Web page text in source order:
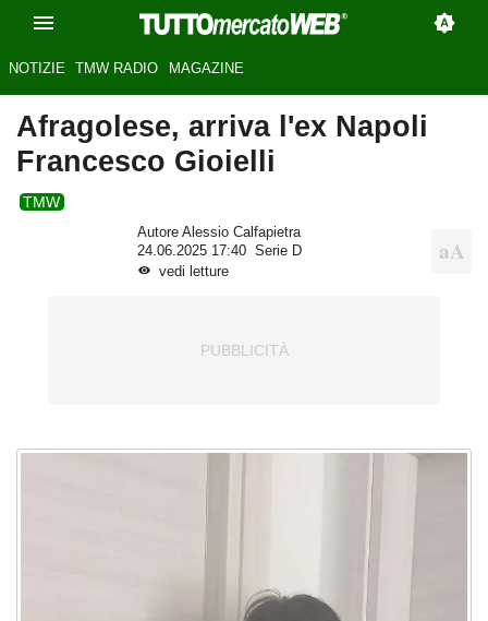
NOTIZIE TMW RADIO MAGAZINE
Afragolese, arriva l'ex Napoli
Francesco Gioielli
TMW
Autore Alessio Calfapietra
24.06.2025 17:40
Serie D
vedi letture